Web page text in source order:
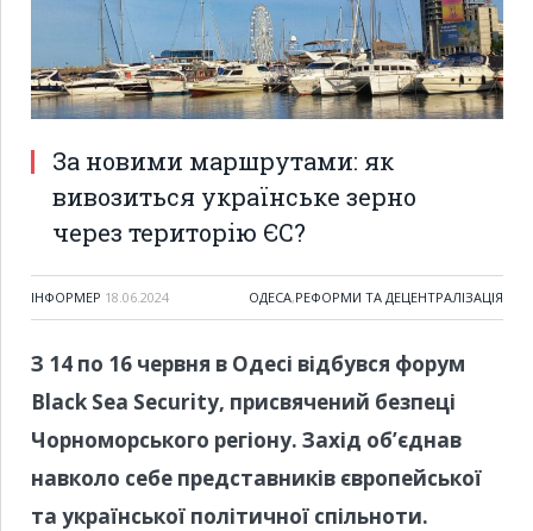
За новими маршрутами: як
вивозиться українське зерно
через територію ЄС?
ІНФОРМЕР 18.06.2024 ОДЕСА,РЕФОРМИ ТА ДЕЦЕНТРАЛІЗАЦІЯ
З 14 по 16 червня в Одесі відбувся форум
Black Sea Security, присвячений безпеці
Чорноморського регіону. Захід об’єднав
навколо себе представників європейської
та української політичної спільноти.